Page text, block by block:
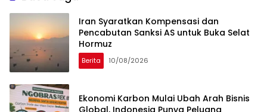
Iran Syaratkan Kompensasi dan
Pencabutan Sanksi AS untuk Buka Selat
Hormuz
Berita 10/08/2026
Ekonomi Karbon Mulai Ubah Arah Bisnis
Global, Indonesia Punya Peluang